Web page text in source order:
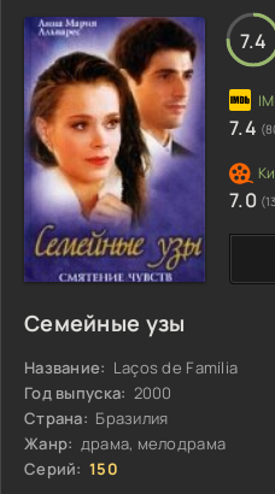
Семейные узы
Название: Laços de Família
Год выпуска: 2000
Страна: Бразилия
Жанр: драма, мелодрама
Серий: 150
7.4
7.4
7.0